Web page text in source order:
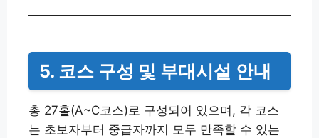
5. 코스 구성 및 부대시설 안내
총 27홀(A~C코스)로 구성되어 있으며, 각 코스
는 초보자부터 중급자까지 모두 만족할 수 있는